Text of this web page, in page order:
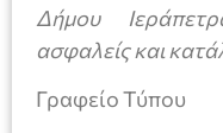
Δήμου
ασφαλείς και
Γραφείο Τύπου